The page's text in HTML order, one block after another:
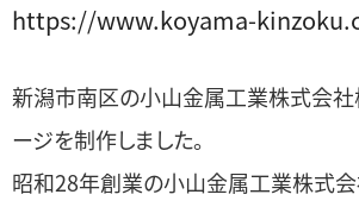
https://www.koyama-
新潟市南区の小山金属工業株式会
ージを制作しました。
昭和28年創業の小山金属工業株式